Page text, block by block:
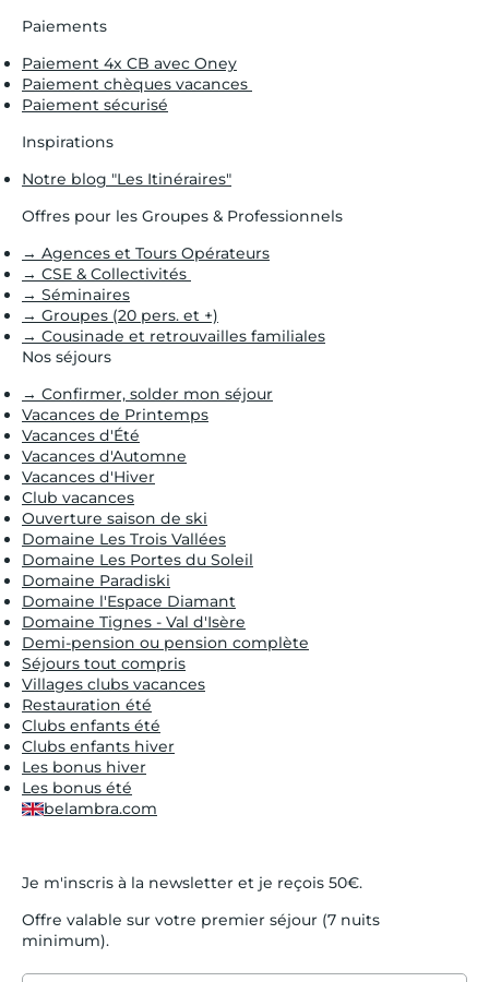
Paiements
Paiement 4x CB avec Oney
Paiement chèques vacances
Paiement sécurisé
Inspirations
Notre blog "Les Itinéraires"
Offres pour les Groupes & Professionnels
→ Agences et Tours Opérateurs
→ CSE & Collectivités
→ Séminaires
→ Groupes (20 pers. et +)
→ Cousinade et retrouvailles familiales
Nos séjours
→ Confirmer, solder mon séjour
Vacances de Printemps
Vacances d'Été
Vacances d'Automne
Vacances d'Hiver
Club vacances
Ouverture saison de ski
Domaine Les Trois Vallées
Domaine Les Portes du Soleil
Domaine Paradiski
Domaine l'Espace Diamant
Domaine Tignes - Val d'Isère
Demi-pension ou pension complète
Séjours tout compris
Villages clubs vacances
Restauration été
Clubs enfants été
Clubs enfants hiver
Les bonus hiver
Les bonus été
belambra.com
Je m'inscris à la newsletter et je reçois 50€.
Offre valable sur votre premier séjour (7 nuits
minimum).